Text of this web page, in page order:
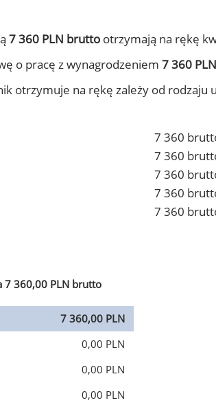
7 360 PLN brutto otrzymają na rękę
o pracę z wynagrodzeniem 7 360
otrzymuje na rękę zależy od rodzaju
7 360
7 360
7 360
7 360
7 360
7 360,00 PLN brutto
7 360,00 PLN
0,00 PLN
0,00 PLN
0,00 PLN